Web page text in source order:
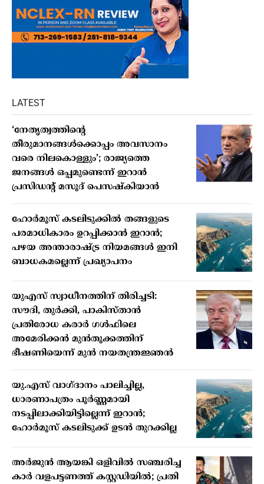
LATEST
‘നേതൃത്വത്തിന്റെ
തീരുമാനങ്ങൾക്കൊപ്പം അവസാനം
വരെ നിലകൊള്ളും’; രാജ്യത്തെ
ജനങ്ങൾ ഒപ്പമുണ്ടെന്ന് ഇറാൻ
പ്രസിഡന്റ് മസൂദ് പെസഷ്കിയാൻ
ഹോർമൂസ് കടലിടുക്കിൽ തങ്ങളുടെ
പരമാധികാരം ഉറപ്പിക്കാൻ ഇറാൻ;
പഴയ അന്താരാഷ്ട്ര നിയമങ്ങൾ ഇനി
ബാധകമല്ലെന്ന് പ്രഖ്യാപനം
യുഎസ് സ്വാധീനത്തിന് തിരിച്ചടി:
സൗദി, തുർക്കി, പാകിസ്താൻ
പ്രതിരോധ കരാർ ഗൾഫിലെ
അമേരിക്കൻ മുൻതൂക്കത്തിന്
ഭീഷണിയെന്ന് മുൻ നയതന്ത്രജ്ഞൻ
യു.എസ് വാഗ്ദാനം പാലിച്ചില്ല,
ധാരണാപത്രം പൂർണ്ണമായി
നടപ്പിലാക്കിയിട്ടില്ലെന്ന് ഇറാൻ;
ഹോർമൂസ് കടലിടുക്ക് ഉടൻ തുറക്കില്ല
അർജുൻ ആയങ്കി ഒളിവിൽ സഞ്ചരിച്ച
കാർ വളപട്ടണത്ത് കസ്റ്റഡിയിൽ; പ്രതി